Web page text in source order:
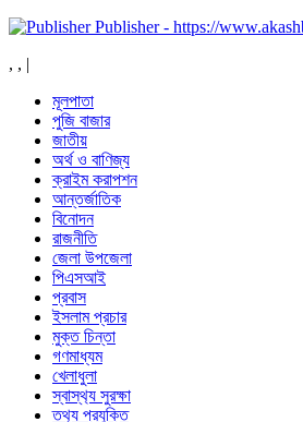
Publisher - https://
, , |
মূলপাতা
পুজি বাজার
জাতীয়
অর্থ ও বাণিজ্য
ক্রাইম করাপশন
আন্তর্জাতিক
বিনোদন
রাজনীতি
জেলা উপজেলা
পিএসআই
প্রবাস
ইসলাম প্রচার
মুক্ত চিন্তা
গণমাধ্যম
খেলাধুলা
স্বাস্থ‍্য সুরক্ষা
তথ‍্য প্রযুক্তি